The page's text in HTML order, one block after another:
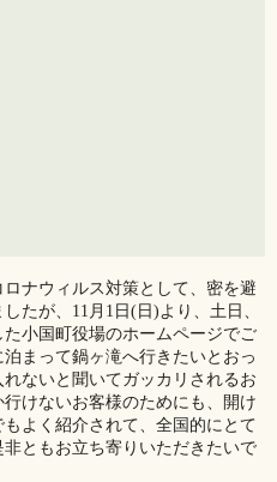
ナウィルス対策として、密を避
たが、11月1日(日)より、土日、
小国町役場のホームページでご
まって鍋ヶ滝へ行きたいとおっ
ないと聞いてガッカリされるお
けないお客様のためにも、開け
よく紹介されて、全国的にとて
ともお立ち寄りいただきたいで